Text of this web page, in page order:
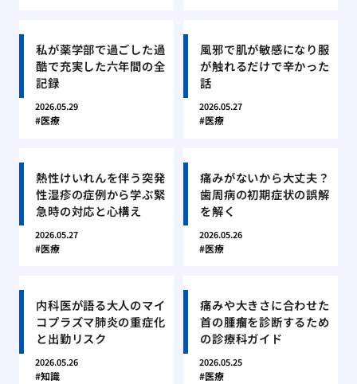
私が薬学部で過ごした過
酷で充実した六年間の全
記録
2026.05.29
医療
風邪で肌が敏感になり服
が触れるだけで辛かった
話
2026.05.27
医療
熱性けいれんを伴う突発
性湿疹の症例から学ぶ緊
急時の対応と心構え
2026.05.27
医療
痛みがないから大丈夫？
歯周病の初期症状の誤解
を解く
2026.05.26
医療
内科医が語る大人のマイ
コプラズマ肺炎の重症化
と出勤リスク
2026.05.26
知識
痛みや大きさに合わせた
首の腫瘤を診断するため
の診療科ガイド
2026.05.25
医療